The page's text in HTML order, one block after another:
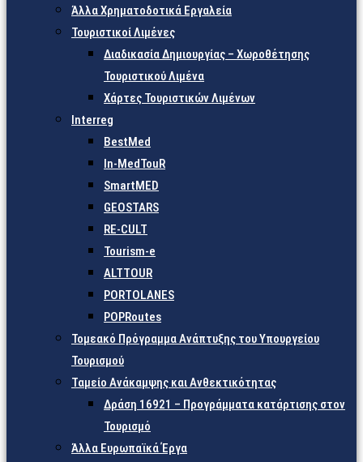
Άλλα Χρηματοδοτικά Εργαλεία
Τουριστικοί Λιμένες
Διαδικασία Δημιουργίας – Χωροθέτησης
Τουριστικού Λιμένα
Χάρτες Τουριστικών Λιμένων
Interreg
BestMed
In-MedTouR
SmartMED
GEOSTARS
RE-CULT
Tourism-e
ALTTOUR
PORTOLANES
POPRoutes
Τομεακό Πρόγραμμα Ανάπτυξης του Υπουργείου
Τουρισμού
Ταμείο Ανάκαμψης και Ανθεκτικότητας
Δράση 16921 – Προγράμματα κατάρτισης στον
Τουρισμό
Άλλα Ευρωπαϊκά Έργα